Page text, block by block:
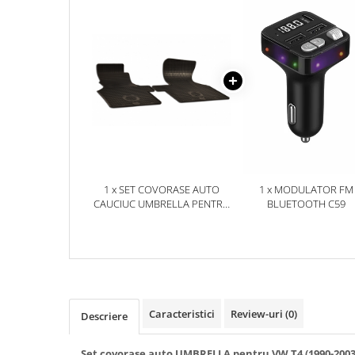
Piese Caroserie
Amortizoare Capota
1 x SET COVORASE AUTO
CAUCIUC UMBRELLA PENTRU
1 x MODULATOR FM
BLUETOOTH C59
Descriere Caracteristici Review-uri (0)